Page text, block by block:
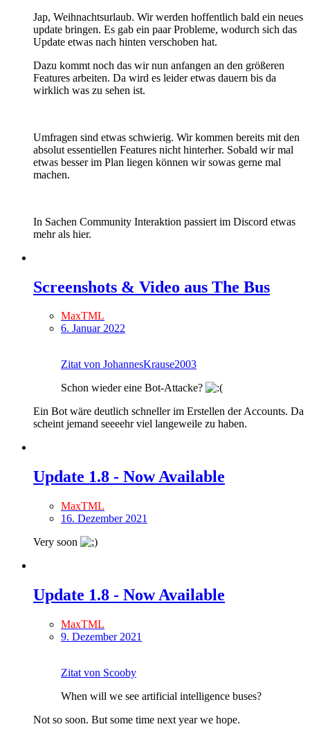
Jap, Weihnachtsurlaub. Wir werden hoffentlich bald ein neues
update bringen. Es gab ein paar Probleme, wodurch sich das
Update etwas nach hinten verschoben hat.
Dazu kommt noch das wir nun anfangen an den größeren
Features arbeiten. Da wird es leider etwas dauern bis da
wirklich was zu sehen ist.
Umfragen sind etwas schwierig. Wir kommen bereits mit den
absolut essentiellen Features nicht hinterher. Sobald wir mal
etwas besser im Plan liegen können wir sowas gerne mal
machen.
In Sachen Community Interaktion passiert im Discord etwas
mehr als hier.
Screenshots & Video aus The Bus
MaxTML
6. Januar 2022
Zitat von JohannesKrause2003
Schon wieder eine Bot-Attacke?
Ein Bot wäre deutlich schneller im Erstellen der Accounts. Da
scheint jemand seeeehr viel langeweile zu haben.
Update 1.8 - Now Available
MaxTML
16. Dezember 2021
Very soon
Update 1.8 - Now Available
MaxTML
9. Dezember 2021
Zitat von Scooby
When will we see artificial intelligence buses?
Not so soon. But some time next year we hope.